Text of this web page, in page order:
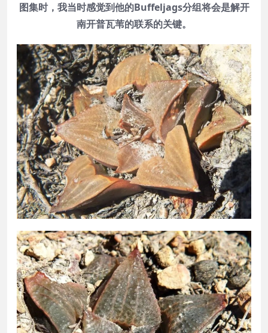
图集时，我当时感觉到他的Buffeljags分组将会是解开
南开普瓦苇的联系的关键。